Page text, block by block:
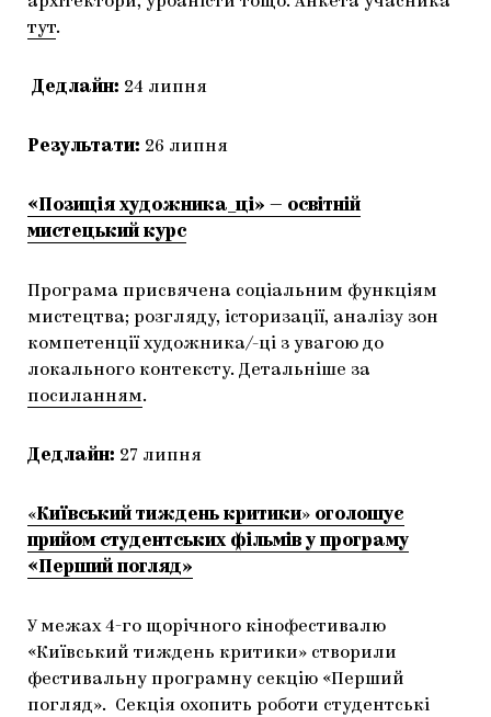
тут.
Дедлайн: 24 липня
Результати: 26 липня
«Позиція художника_ці» — освітній
мистецький курс
Програма присвячена соціальним функціям
мистецтва; розгляду, історизації, аналізу зон
компетенції художника/-ці з увагою до
локального контексту. Детальніше за
посиланням.
Дедлайн: 27 липня
«Київський тиждень критики» оголошує
прийом студентських фільмів у програму
«Перший погляд»
У межах 4-го щорічного кінофестивалю
«Київський тиждень критики» створили
фестивальну програмну секцію «Перший
погляд». Секція охопить роботи студентські